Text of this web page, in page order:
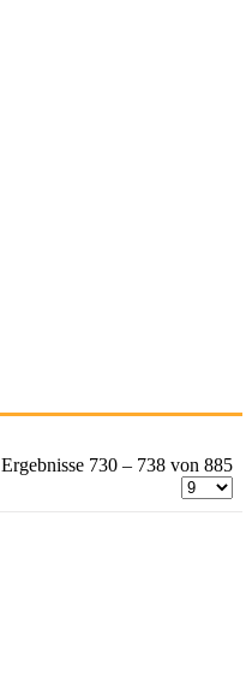
Ergebnisse 730 – 738 von 885